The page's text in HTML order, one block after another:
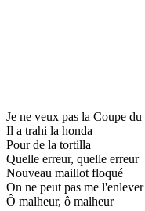
Je ne veux pas la Coupe
Il a trahi la honda
Pour de la tortilla
Quelle erreur, quelle erreur
Nouveau maillot floqué
On ne peut pas me l'enlever
Ô malheur, ô malheur